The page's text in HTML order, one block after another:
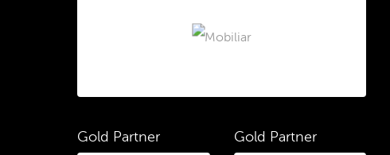
Gold Partner Gold Partner